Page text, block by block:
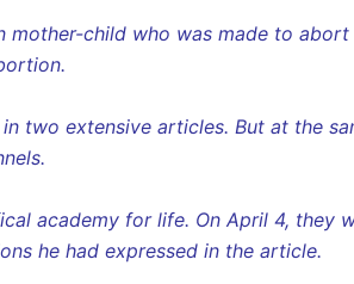
mother-child who was made to
two extensive articles. But at the
academy for life. On April 4, they
he had expressed in the article.